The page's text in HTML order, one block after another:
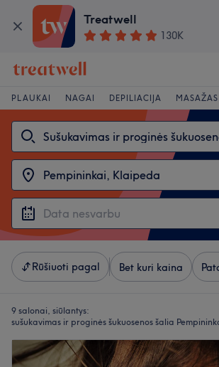
Treatwell
130K
PLAUKAI NAGAI DEPILIACIJA MASAŽAS
Rūšiuoti pagal Bet kuri kaina
9 salonai, siūlantys:
sušukavimas ir proginės šukuosenos šalia